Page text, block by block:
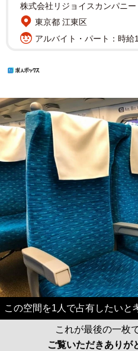
株式会社リジョイスカンパニー
東京都 江東区
アルバイト・パート：時給
この空間を1人で占有したい
これが最後の一枚
ご覧いただきありが